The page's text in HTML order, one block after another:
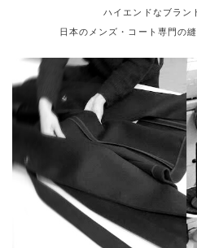
ハイエンドなブラン
日本のメンズ・コート専門の